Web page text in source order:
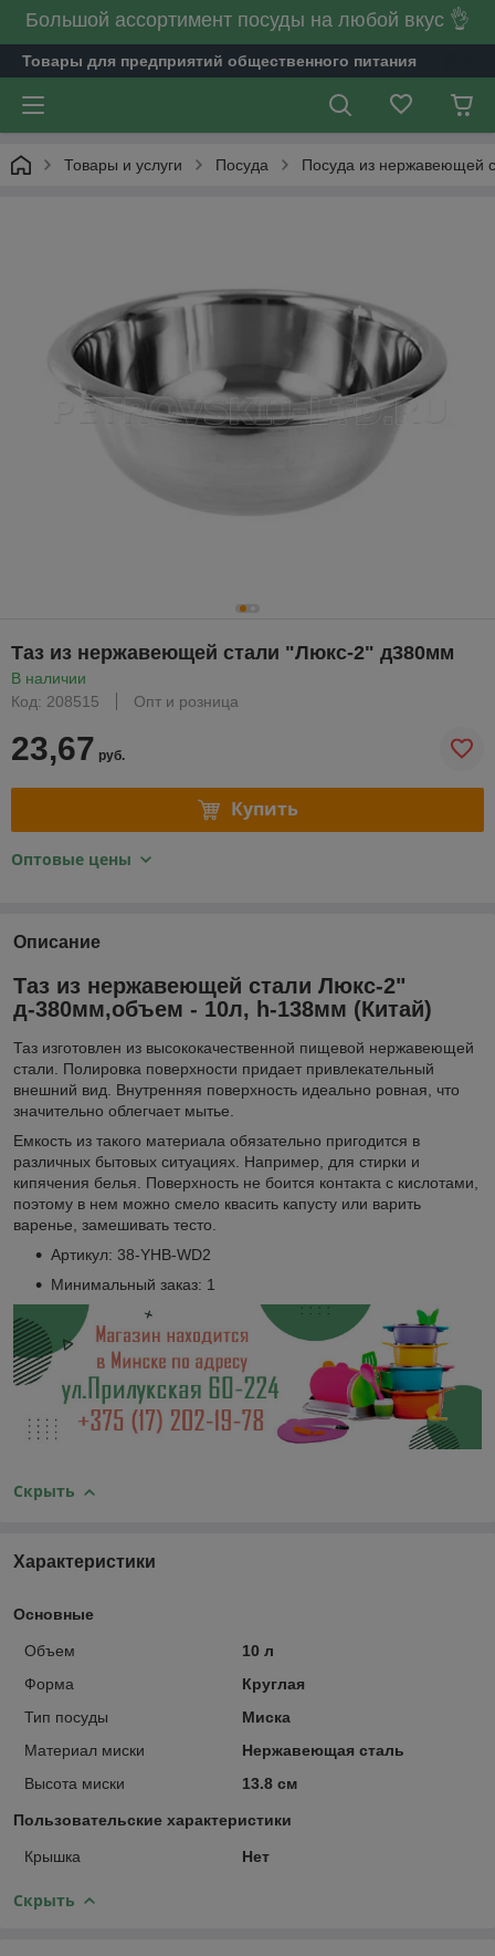
Большой ассортимент посуды на любой вкус 👌
Товары для предприятий общественного питания
Товары и услуги Посуда Посуда из нержавеющей
Таз из нержавеющей стали "Люкс-2" д380мм
В наличии
Код: 208515
Опт и розница
23,67 руб.
Купить
Оптовые цены
Описание
Таз из нержавеющей стали Люкс-2"
д-380мм,объем - 10л, h-138мм (Китай)
Таз изготовлен из высококачественной пищевой нержавеющей
стали. Полировка поверхности придает привлекательный
внешний вид. Внутренняя поверхность идеально ровная, что
значительно облегчает мытье.
Емкость из такого материала обязательно пригодится в
различных бытовых ситуациях. Например, для стирки и
кипячения белья. Поверхность не боится контакта с кислотами,
поэтому в нем можно смело квасить капусту или варить
варенье, замешивать тесто.
Артикул: 38-YHB-WD2
Минимальный заказ: 1
Скрыть
Характеристики
Основные
Объем
10 л
Форма
Круглая
Тип посуды
Миска
Материал миски
Нержавеющая сталь
Высота миски
13.8 см
Пользовательские характеристики
Крышка Нет
Скрыть